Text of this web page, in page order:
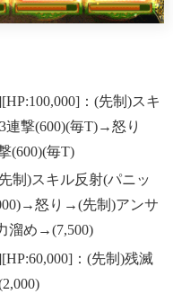
：(先制)スキ
撃(600)(毎T)→怒り
(600)(毎T)
制)スキル反射(パニッ
怒り→(先制)アンサ
溜め→(7,500)
：(先制)残滅